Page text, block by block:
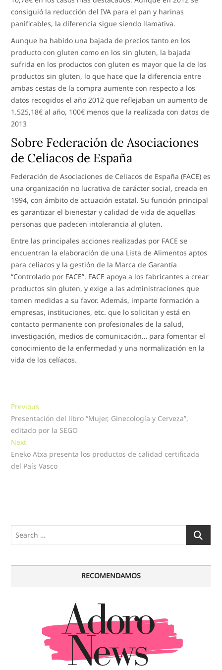
consiguió la reducción del IVA para el pan y harinas
panificables, la diferencia sigue siendo llamativa.
Aunque ha habido una bajada de precios tanto en los
producto con gluten como en los sin gluten, la bajada
sufrida en los productos con gluten es mayor que la de los
productos sin gluten, lo que hace que la diferencia entre
ambas cestas de la compra aumente con respecto a los
datos recogidos el año 2012 que reflejaban un aumento de
1.525,18€ al año, 100€ menos que la realizada con datos de
2013
Sobre Federación de Asociaciones
de Celiacos de España
Federación de Asociaciones de Celiacos de España (FACE) es
una organización no lucrativa de carácter social, creada en
1994, con ámbito de actuación estatal. Su función principal
es garantizar el bienestar y calidad de vida de aquellas
personas que padecen intolerancia al gluten.
Entre las principales acciones realizadas por FACE se
encuentran la elaboración de una Lista de Alimentos aptos
para celiacos y la gestión de la Marca de Garantía
“Controlado por FACE”. FACE apoya a los fabricantes a crear
productos sin gluten, y exige a las administraciones que
tomen medidas a su favor. Además, imparte formación a
empresas, instituciones, etc. que lo solicitan y está en
contacto permanente con profesionales de la salud,
investigación, medios de comunicación… para fomentar el
conocimiento de la enfermedad y una normalización en la
vida de los celíacos.
Navegación
de
entradas
Previous
post:
Presentación del libro “Mujer, Ginecología y Cerveza”,
editado por la SEGO
NextNext
post:
Eneko Atxa presenta los productos de calidad certificada
del País Vasco
Search
RECOMENDAMOS